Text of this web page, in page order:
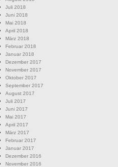
Juli 2018
Juni 2018
Mai 2018
April 2018
März 2018
Februar 2018
Januar 2018
Dezember 2017
November 2017
Oktober 2017
September 2017
August 2017
Juli 2017
Juni 2017
Mai 2017
April 2017
März 2017
Februar 2017
Januar 2017
Dezember 2016
November 2016